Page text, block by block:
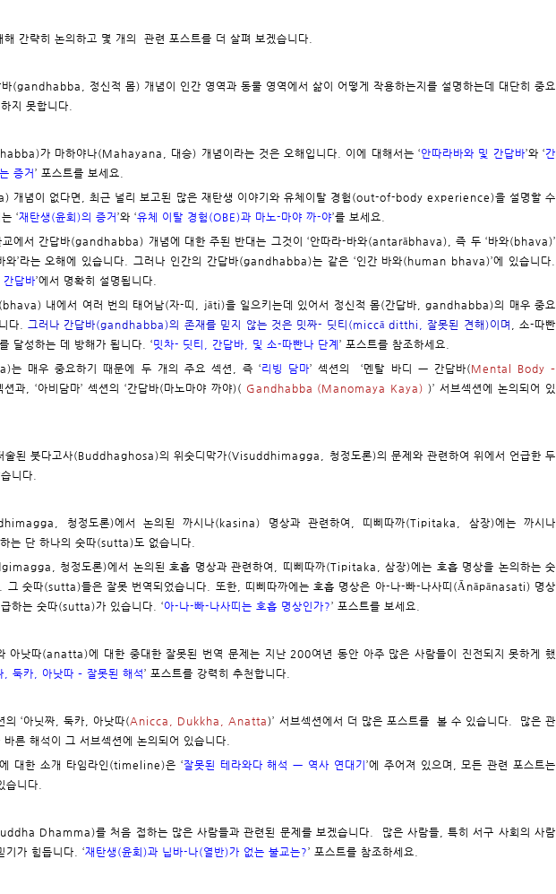
간략히 논의하고 몇 개의 관련 포스트를 더 살펴 보겠습니다.
(gandhabba, 정신적 몸) 개념이 인간 영역과 동물 영역에서 삶이 어떻게 작용하는지를 설명하는데 대단히 중요
지 못합니다.
가 마하야나(Mahayana, 대승) 개념이라는 것은 오해입니다. 이에 대해서는 ‘안따라바와 및 간답바’와 ‘간
증거 ’ 포스트를 보세요.
개념이 없다면, 최근 널리 보고된 많은 재탄생 이야기와 유체이탈 경험(out-of-body experience)을 설명할 수
‘재탄생(윤회)의 증거 ’와 ‘유체 이탈 경험(OBE)과 마노-마야 까-야’를 보세요.
에서 간답바(gandhabba) 개념에 대한 주된 반대는 그것이 ‘안따라-바와(antarābhava), 즉 두 ‘바와(bhava)’
와’라는 오해에 있습니다. 그러나 인간의 간답바(gandhabba)는 같은 ‘인간 바와(human bhava)’에 있습니다.
간답바’에서 명확히 설명됩니다.
내에서 여러 번의 태어남(자-띠, jāti)을 일으키는데 있어서 정신적 몸(간답바, gandhabba)의 매우 중요
다.그러나 간답바(gandhabba)의 존재를 믿지 않는 것은 밋짜- 딧티(miccā ditthi, 잘못된 견해)이며
, 소-따빤
달성하는 데 방해가 됩니다. ‘밋차- 딧티, 간답바, 및 소-따빤나 단계 ’ 포스트를 참조하세요.
는 매우 중요하기 때문에 두 개의 주요 섹션, 즉 ‘리빙 담마’ 섹션의 ‘멘탈 바디 ㅡ 간답바(Mental Body –
션과, ‘아비담마’ 섹션의 ‘간답바(마노마야 까야)( Gandhabba (Manomaya Kaya) )’ 서브섹션에 논의되어 있
된 붓다고사(Buddhaghosa)의 위숫디막가(Visuddhimagga, 청정도론)의 문제와 관련하여 위에서 언급한 두
니다.
청정도론)에서 논의된 까시나(kasina) 명상과 관련하여, 띠삐따까(Tipitaka, 삼장)에는 까시나
는 단 하나의 숫따(sutta)도 없습니다.
청정도론)에서 논의된 호흡 명상과 관련하여, 띠삐따까(Tipitaka, 삼장)에는 호흡 명상을 논의하는 숫
그 숫따(sutta)들은 잘못 번역되었습니다. 또한, 띠삐따까에는 호흡 명상은 아-나-빠-나사띠(Ānāpānasati) 명상
하는 숫따(sutta)가 있습니다. ‘아-나-빠-나사띠는 호흡 명상인가?’ 포스트를 보세요.
낫따(anatta)에 대한 중대한 잘못된 번역 문제는 지난 200여년 동안 아주 많은 사람들이 진전되지 못하게 했
, 둑카, 아낫따 – 잘못된 해석’ 포스트를 강력히 추천합니다.
의 ‘아닛짜, 둑카, 아낫따(Anicca, Dukkha, Anatta)’ 서브섹션에서 더 많은 포스트를 볼 수 있습니다. 많은 관
른 해석이 그 서브섹션에 논의되어 있습니다.
대한 소개 타임라인(timeline)은 ‘잘못된 테라와다 해석 ㅡ 역사 연대기 ’에 주어져 있으며, 모든 관련 포스트는
습니다.
Dhamma)를 처음 접하는 많은 사람들과 관련된 문제를 보겠습니다. 많은 사람들, 특히 서구 사회의 사람
기가 힘듭니다. ‘재탄생(윤회)과 닙바-나(열반)가 없는 불교는?’ 포스트를 참조하세요.